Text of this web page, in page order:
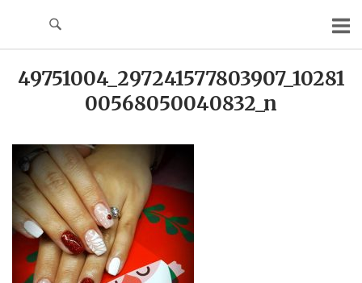
49751004_297241577803907_10281
00568050040832_n